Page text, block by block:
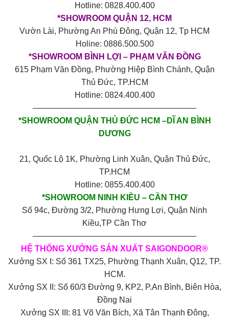
Hotline: 0828.400.400
*SHOWROOM QUẬN 12, HCM
Vườn Lài, Phường An Phú Đông, Quận 12, Tp HCM
Holine: 0886.500.500
*SHOWROOM BÌNH LỢI – PHẠM VĂN ĐỒNG
615 Phạm Văn Đồng, Phường Hiệp Bình Chánh, Quận
Thủ Đức, TP.HCM
Hotline: 0824.400.400
————————————————————
*SHOWROOM QUẬN THỦ ĐỨC HCM –DĨ AN BÌNH
DƯƠNG
21, Quốc Lộ 1K, Phường Linh Xuân, Quận Thủ Đức,
TP.HCM
Hotline: 0855.400.400
*SHOWROOM NINH KIỀU – CẦN THƠ
Số 94c, Đường 3/2, Phường Hưng Lợi, Quận Ninh
Kiều,TP Cần Thơ
————————————————————
HỆ THỐNG XƯỞNG SẢN XUẤT SAIGONDOOR®
Xưởng SX I: Số 361 TX25, Phường Thạnh Xuân, Q12, TP.
HCM.
Xưởng SX II: Số 60/3 Đường 9, KP2, P.An Bình, Biên Hòa,
Đồng Nai
Xưởng SX III: 81 Võ Văn Bích, Xã Tân Thạnh Đông,